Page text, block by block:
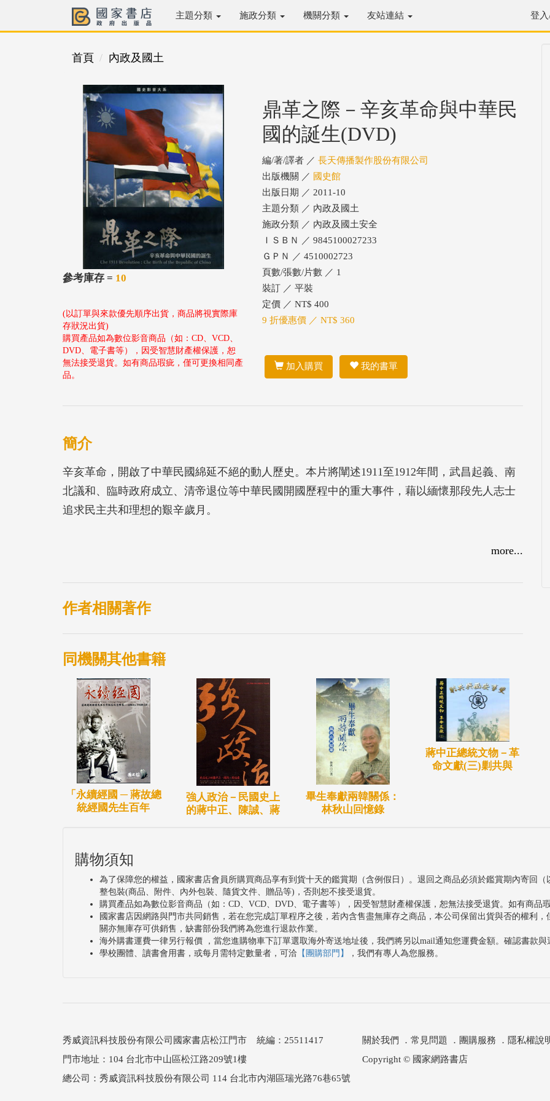
主題分類 施政分類 機關分類 友站連結 登
首頁 內政及國土
參考庫存 = 10
(以訂單與來款優先順序出貨，商品將視實際庫
存狀況出貨)
購買產品如為數位影音商品（如：CD、VCD、
DVD、電子書等），因受智慧財產權保護，恕
無法接受退貨。如有商品瑕疵，僅可更換相同產
品。
鼎革之際－辛亥革命與中華民
國的誕生(DVD)
編/著/譯者 ／ 長天傳播製作股份有限公司
出版機關 ／ 國史館
出版日期 ／ 2011-10
主題分類 ／ 內政及國土
施政分類 ／ 內政及國土安全
ＩＳＢＮ ／ 9845100027233
ＧＰＮ ／ 4510002723
頁數/張數/片數 ／ 1
裝訂 ／ 平裝
定價 ／ NT$ 400
9 折優惠價 ／ NT$ 360
加入購買 我的書單
簡介
辛亥革命，開啟了中華民國綿延不絕的動人歷史。本片將闡述1911至1912年間，武昌起義、南
北議和、臨時政府成立、清帝退位等中華民國開國歷程中的重大事件，藉以緬懷那段先人志士
追求民主共和理想的艱辛歲月。
more...
作者相關著作
同機關其他書籍
「永續經國 ─ 蔣故總
統經國先生百年
強人政治－民國史上
的蔣中正、陳誠、蔣
畢生奉獻兩韓關係：
林秋山回憶錄
蔣中正總統文物－革
命文獻(三)剿共與
購物須知
為了保障您的權益，國家書店會員所購買商品享有到貨十天的鑑賞期（含例假日）。退回之商品必須於鑑賞期內寄回
整包裝(商品、附件、內外包裝、隨貨文件、贈品等)，否則恕不接受退貨。
購買產品如為數位影音商品（如：CD、VCD、DVD、電子書等），因受智慧財產權保護，恕無法接受退貨。如有商品
國家書店因網路與門市共同銷售，若在您完成訂單程序之後，若內含售盡無庫存之商品，本公司保留出貨與否的權利
關亦無庫存可供銷售，缺書部份我們將為您進行退款作業。
海外購書運費一律另行報價 ，當您進購物車下訂單選取海外寄送地址後，我們將另以mail通知您運費金額。確認書款
學校團體、讀書會用書，或每月需特定數量者，可洽 【團購部門】 ，我們有專人為您服務。
秀威資訊科技股份有限公司國家書店松江門市 統編：25511417
門市地址：104 台北市中山區松江路209號1樓
關於我們 ． 常見問題 ． 團購服務 ． 隱私權說
Copyright © 國家網路書店
總公司：秀威資訊科技股份有限公司 114 台北市內湖區瑞光路76巷65號